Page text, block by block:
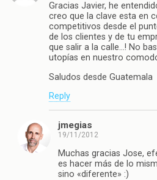
Gracias Javier, he
creo que la clave esta en
competitivos desde el
de los clientes y de tu
que salir a la calle…! No
utopías en nuestro
Saludos desde Guatemala
Reply
jmegias
19/11/2012
Muchas gracias Jose,
es hacer más de lo
sino «diferente» :)